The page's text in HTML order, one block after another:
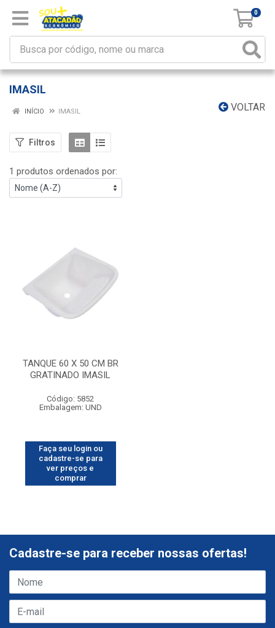
0
IMASIL
VOLTAR
INÍCIO IMASIL
Filtros
1 produtos ordenados por:
TANQUE 60 X 50 CM BR
GRATINADO IMASIL
Código: 5852
Embalagem: UND
Faça seu login ou
cadastre-se para
ver preços e
comprar
Cadastre-se para receber nossas ofertas!